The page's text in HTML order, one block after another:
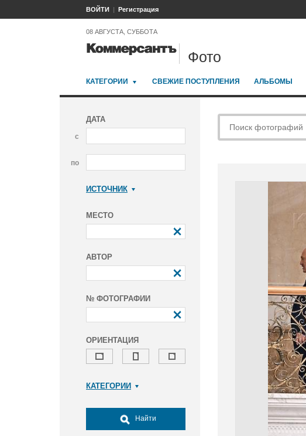
ВОЙТИ Регистрация
08 АВГУСТА, СУББОТА
Фото
КАТЕГОРИИ СВЕЖИЕ ПОСТУПЛЕНИЯ АЛЬБОМЫ
ДАТА
с
по
ИСТОЧНИК
МЕСТО
АВТОР
№ ФОТОГРАФИИ
ОРИЕНТАЦИЯ
КАТЕГОРИИ
Досуг, туризм и отдых
Культура
Найти